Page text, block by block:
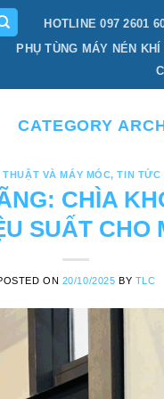
HOTLINE 097 2601
PHỤ TÙNG MÁY NÉN KHÍ
CATEGORY
THUẬT VÀ MÁY MÓC,TIN TỨC
CHÌA
SUẤT CHO
ON 20/10/2025 BY TLC